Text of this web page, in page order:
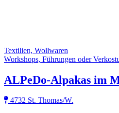
Textilien, Wollwaren
Workshops, Führungen oder
ALPeDo-Alpakas im
4732 St. Thomas/W.